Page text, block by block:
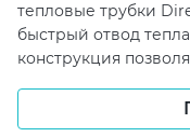
тепловые трубки
быстрый отвод
конструкция
обеспечивая их
разгона. Это